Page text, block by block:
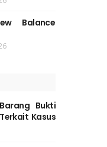
Balance
Bukti
Kasus